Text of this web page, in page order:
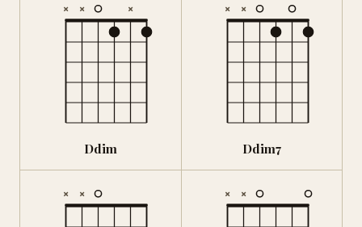
× × ×
Ddim
× ×
Ddim7
× × × ×